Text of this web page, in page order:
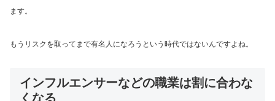
ます。
もうリスクを取ってまで有名人になろうという時代ではないんですよね。
インフルエンサーなどの職業は割に合わな
くなる